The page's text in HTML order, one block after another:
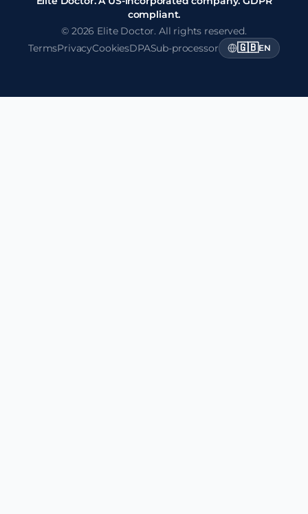
compliant.
© 2026 Elite Doctor. All rights reserved.
TermsPrivacyCookiesDPASub-processor 🇬🇧EN